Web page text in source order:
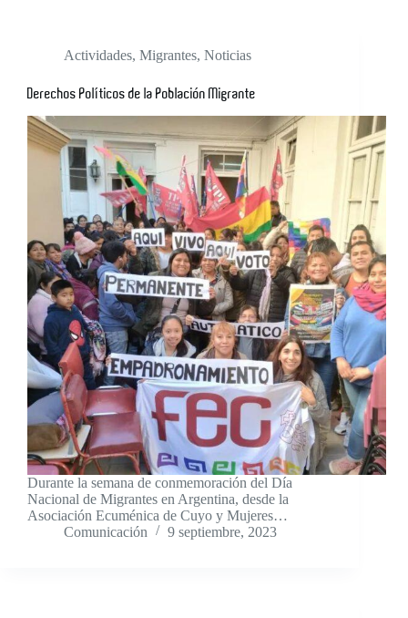
Actividades, Migrantes, Noticias
Derechos Políticos de la Población Migrante
Durante la semana de conmemoración del Día
Nacional de Migrantes en Argentina, desde la
Asociación Ecuménica de Cuyo y Mujeres…
Comunicación
9 septiembre, 2023